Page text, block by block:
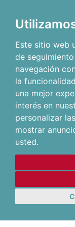
Este sitio web
de
navegación
la
una mejor
interés en
personalizar
mostrar
usted.